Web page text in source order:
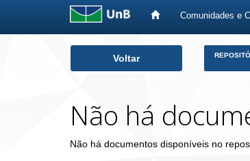
Comunidades e
Voltar
Não há
Não há documentos disponíveis no